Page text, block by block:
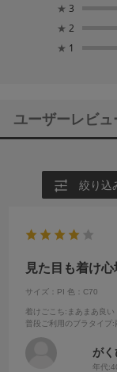
★ 3
★ 2
★ 1
ユーザーレビュ
絞り込
見た目も着け心
サイズ：PI 色：C70
着けごこち:まあまあ良い
普段ご利用のブラタイプ :
が
年代: